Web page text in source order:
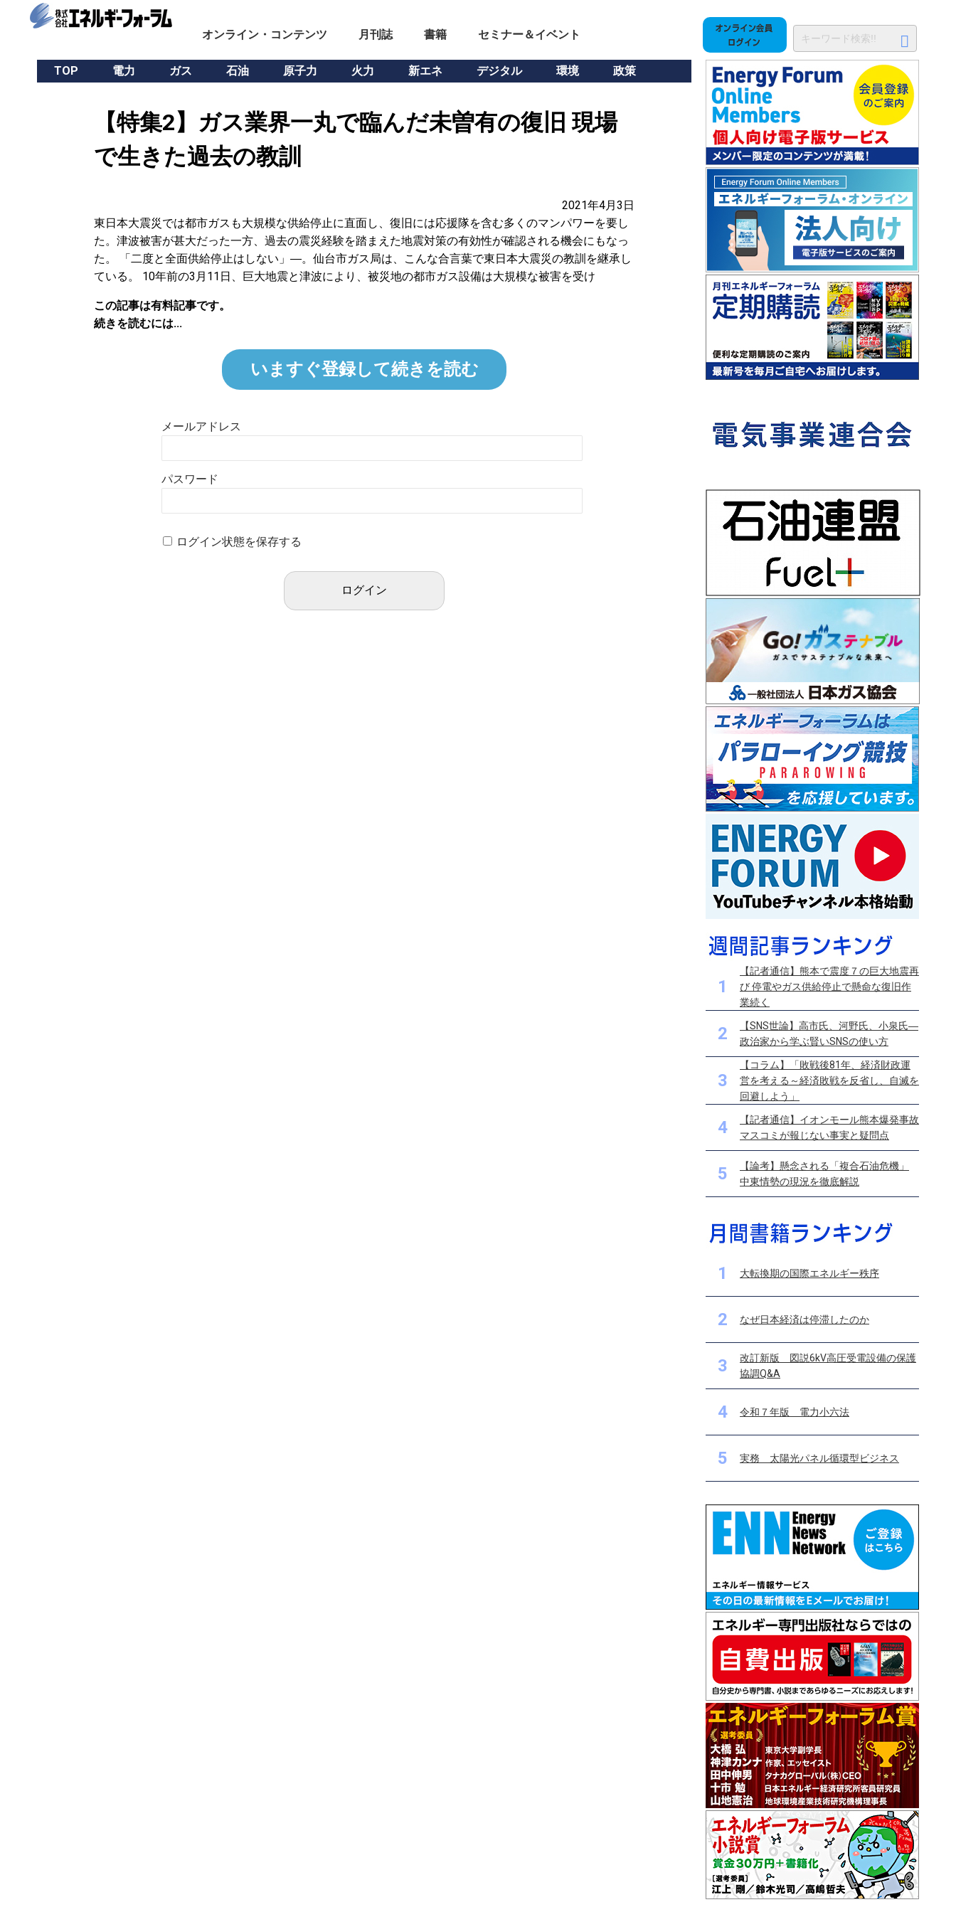
オンライン・コンテンツ 月刊誌 書籍 セミナー＆イベント
TOP 電力 ガス 石油 原子力 火力 新エネ デジタル 環境 政策
【特集2】ガス業界一丸で臨んだ未曽有の復旧 現場
で生きた過去の教訓
2021年4月3日
東日本大震災では都市ガスも大規模な供給停止に直面し、復旧には応援隊を含む多くのマンパワーを要し
た。津波被害が甚大だった一方、過去の震災経験を踏まえた地震対策の有効性が確認される機会にもなっ
た。 「二度と全面供給停止はしない」―。仙台市ガス局は、こんな合言葉で東日本大震災の教訓を継承し
ている。 10年前の3月11日、巨大地震と津波により、被災地の都市ガス設備は大規模な被害を受け
この記事は有料記事です。
続きを読むには...
いますぐ登録して続きを読む
メールアドレス
パスワード
ログイン状態を保存する
1
【記者通信】熊本で震度７の巨大地震再
び 停電やガス供給停止で懸命な復旧作
業続く
2
【SNS世論】高市氏、河野氏、小泉氏―
政治家から学ぶ賢いSNSの使い方
3
【コラム】「敗戦後81年、経済財政運
営を考える～経済敗戦を反省し、自滅を
回避しよう」
4
【記者通信】イオンモール熊本爆発事故
マスコミが報じない事実と疑問点
5
【論考】懸念される「複合石油危機」
中東情勢の現況を徹底解説
1 大転換期の国際エネルギー秩序
2 なぜ日本経済は停滞したのか
3
改訂新版 図説6kV高圧受電設備の保護
協調Q&A
4 令和７年版 電力小六法
5 実務 太陽光パネル循環型ビジネス